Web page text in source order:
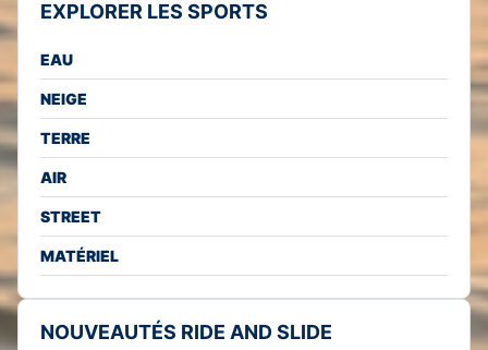
EXPLORER LES SPORTS
EAU
NEIGE
TERRE
AIR
STREET
MATÉRIEL
NOUVEAUTÉS RIDE AND SLIDE